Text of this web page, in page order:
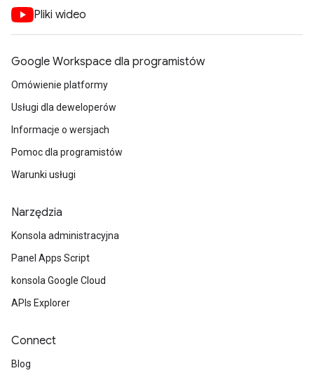
Pliki wideo
Google Workspace dla programistów
Omówienie platformy
Usługi dla deweloperów
Informacje o wersjach
Pomoc dla programistów
Warunki usługi
Narzędzia
Konsola administracyjna
Panel Apps Script
konsola Google Cloud
APIs Explorer
Connect
Blog